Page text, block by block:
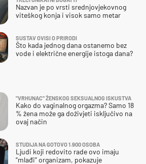
"VRHUNAC" ŽENSKOG SEKSUALNOG ISKUSTVA
Kako do vaginalnog orgazma? Samo 18
% žena može ga doživjeti isključivo na
ovaj način
STUDIJA NA GOTOVO 1.900 OSOBA
Ljudi koji redovito rade ovo imaju
“mlađi” organizam, pokazuje
Nazvan je po vrsti srednjovjekovnog
viteškog konja i visok samo metar
SUSTAV OVISI O PRIRODI
Što kada jednog dana ostanemo bez
vode i električne energije istoga dana?